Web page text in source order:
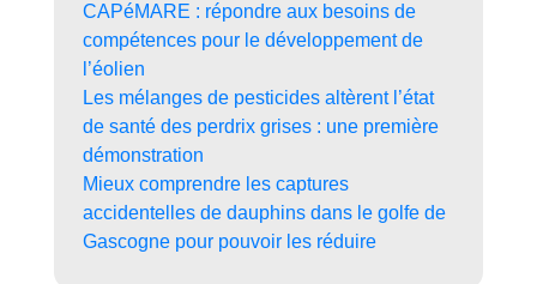
CAPéMARE : répondre aux besoins de
compétences pour le développement de
l’éolien
Les mélanges de pesticides altèrent l’état
de santé des perdrix grises : une première
démonstration
Mieux comprendre les captures
accidentelles de dauphins dans le golfe de
Gascogne pour pouvoir les réduire